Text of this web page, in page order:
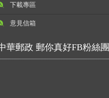
下載專區
意見信箱
華郵政 郵你真好FB粉絲團